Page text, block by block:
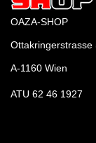
OAZA-SHOP
Ottakringerstrasse
A-1160 Wien
ATU 62 46 1927